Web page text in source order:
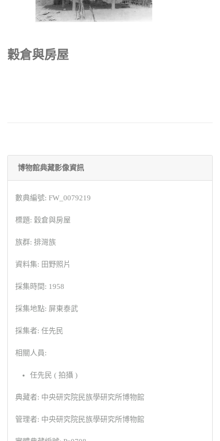
穀倉與房屋
博物館典藏影像資訊
數典編號: FW_0079219
標題: 穀倉與房屋
族群: 排灣族
資料集: 田野照片
採集時間: 1958
採集地點: 屏東泰武
採集者: 任先民
相關人員:
任先民 ( 拍攝 )
典藏者: 中央研究院民族學研究所博物館
管理者: 中央研究院民族學研究所博物館